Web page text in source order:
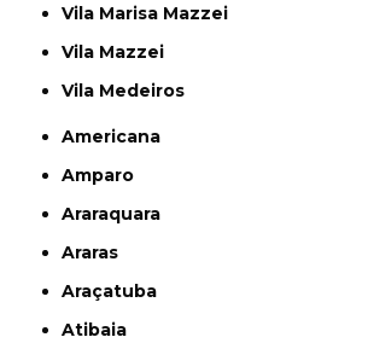
Vila Marisa Mazzei
Vila Mazzei
Vila Medeiros
Americana
Amparo
Araraquara
Araras
Araçatuba
Atibaia